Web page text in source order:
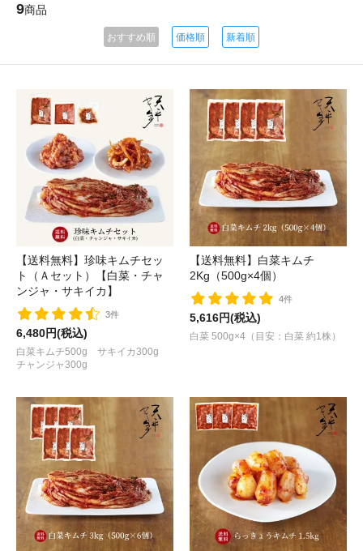
9商品
おすすめ順 価格順 新着順
【送料無料】珍味キムチセッ
ト（Ａセット）【白菜・チャ
ンジャ・サキイカ】
3件
6,480円(税込)
白菜キムチ500g サキイカ300g
チャンジャ300g
【送料無料】白菜キムチ
2Kg（500g×4個）
4件
5,616円(税込)
白菜 500g×4（目安：白菜 約1株）